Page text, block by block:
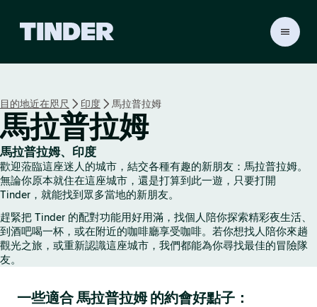
r
首
頁
目的地近在咫尺 印度 馬拉普拉姆
馬拉普拉姆
馬拉普拉姆、印度
歡迎蒞臨這座迷人的城市，結交各種有趣的新朋友：馬拉普拉姆。
無論你原本就住在這座城市，還是打算到此一遊，只要打開
Tinder，就能找到眾多當地的新朋友。
趕緊把 Tinder 的配對功能用好用滿，找個人陪你探索精彩夜生活、
到酒吧喝一杯，或在附近的咖啡廳享受咖啡。若你想找人陪你來趟
觀光之旅，或重新認識這座城市，我們都能為你尋找最佳的冒險隊
友。
一些適合 馬拉普拉姆 的約會好點子：